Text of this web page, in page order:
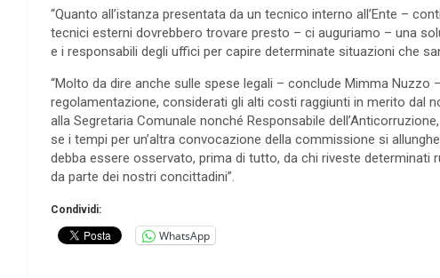
“Quanto all’istanza presentata da un tecnico interno all’Ente –
tecnici esterni dovrebbero trovare presto – ci auguriamo – una
e i responsabili degli uffici per capire determinate situazioni che
“Molto da dire anche sulle spese legali – conclude Mimma Nuzzo
regolamentazione, considerati gli alti costi raggiunti in merito dal
alla Segretaria Comunale nonché Responsabile
se i tempi per un’altra convocazione della commissione si
debba essere osservato, prima di tutto, da chi riveste determinati
da parte dei nostri concittadini”.
Condividi:
WhatsApp